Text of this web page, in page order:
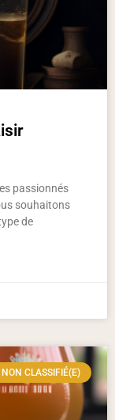
passionnés
souhaitons
de
NON CLASSIFIÉ(E)